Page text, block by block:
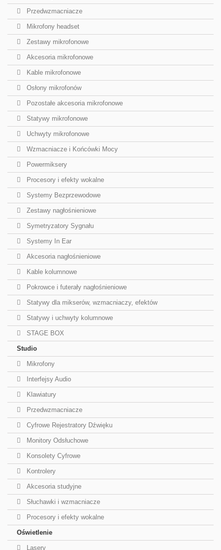
Przedwzmacniacze
Mikrofony headset
Zestawy mikrofonowe
Akcesoria mikrofonowe
Kable mikrofonowe
Osłony mikrofonów
Pozostałe akcesoria mikrofonowe
Statywy mikrofonowe
Uchwyty mikrofonowe
Wzmacniacze i Końcówki Mocy
Powermiksery
Procesory i efekty wokalne
Systemy Bezprzewodowe
Zestawy nagłośnieniowe
Symetryzatory Sygnału
Systemy In Ear
Akcesoria nagłośnieniowe
Kable kolumnowe
Pokrowce i futerały nagłośnieniowe
Statywy dla mikserów, wzmacniaczy, efektów
Statywy i uchwyty kolumnowe
STAGE BOX
Studio
Mikrofony
Interfejsy Audio
Klawiatury
Przedwzmacniacze
Cyfrowe Rejestratory Dźwięku
Monitory Odsłuchowe
Konsolety Cyfrowe
Kontrolery
Akcesoria studyjne
Słuchawki i wzmacniacze
Procesory i efekty wokalne
Oświetlenie
Lasery